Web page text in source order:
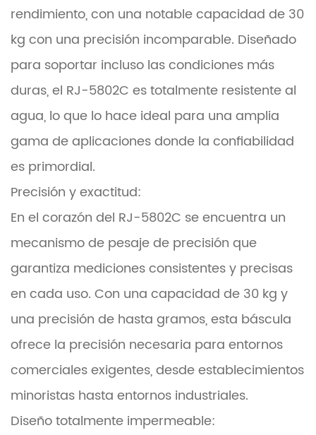
rendimiento, con una notable capacidad de 30
kg con una precisión incomparable. Diseñado
para soportar incluso las condiciones más
duras, el RJ-5802C es totalmente resistente al
agua, lo que lo hace ideal para una amplia
gama de aplicaciones donde la confiabilidad
es primordial.
Precisión y exactitud:
En el corazón del RJ-5802C se encuentra un
mecanismo de pesaje de precisión que
garantiza mediciones consistentes y precisas
en cada uso. Con una capacidad de 30 kg y
una precisión de hasta gramos, esta báscula
ofrece la precisión necesaria para entornos
comerciales exigentes, desde establecimientos
minoristas hasta entornos industriales.
Diseño totalmente impermeable: